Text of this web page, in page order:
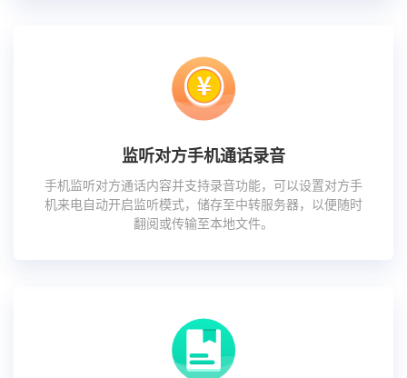
监听对方手机通话录音
手机监听对方通话内容并支持录音功能，可以设置对方手
机来电自动开启监听模式，储存至中转服务器，以便随时
翻阅或传输至本地文件。